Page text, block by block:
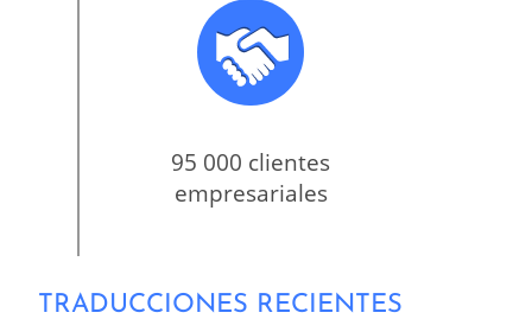
95 000 clientes
empresariales
TRADUCCIONES RECIENTES